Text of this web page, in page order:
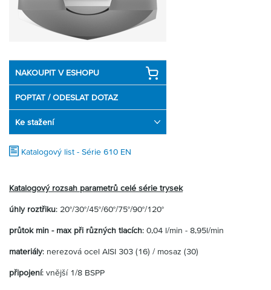
NAKOUPIT V ESHOPU
POPTAT / ODESLAT DOTAZ
Ke stažení
Katalogový list - Série 610 EN
Katalogový rozsah parametrů celé série trysek
úhly roztřiku: 20°/30°/45°/60°/75°/90°/120°
průtok min - max při různých tlacích: 0,04 l/min - 8,95l/min
materiály: nerezová ocel AISI 303 (16) / mosaz (30)
připojení: vnější 1/8 BSPP